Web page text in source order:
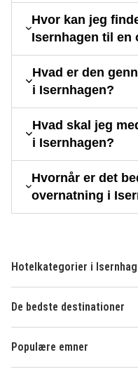
Hvor kan jeg
Isernhagen til en
Hvad er den
i Isernhagen?
Hvad skal jeg
i Isernhagen?
Hvornår er det
overnatning i
Hotelkategorier i
De bedste destinationer
Populære emner